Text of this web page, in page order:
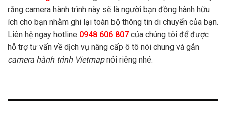
rằng camera hành trình này sẽ là người bạn đồng hành hữu
ích cho bạn nhằm ghi lại toàn bộ thông tin di chuyển của bạn.
Liên hệ ngay hotline 0948 606 807 của chúng tôi để được
hỗ trợ tư vấn về dịch vụ nâng cấp ô tô nói chung và gắn
camera hành trình Vietmapnói riêng nhé.